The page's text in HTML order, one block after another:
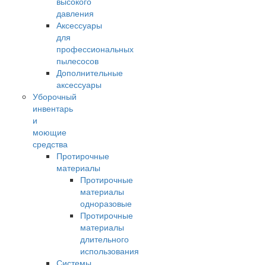
давления
Аксессуары
для
профессиональных
пылесосов
Дополнительные
аксессуары
Уборочный
инвентарь
и
моющие
средства
Протирочные
материалы
Протирочные
материалы
одноразовые
Протирочные
материалы
длительного
использования